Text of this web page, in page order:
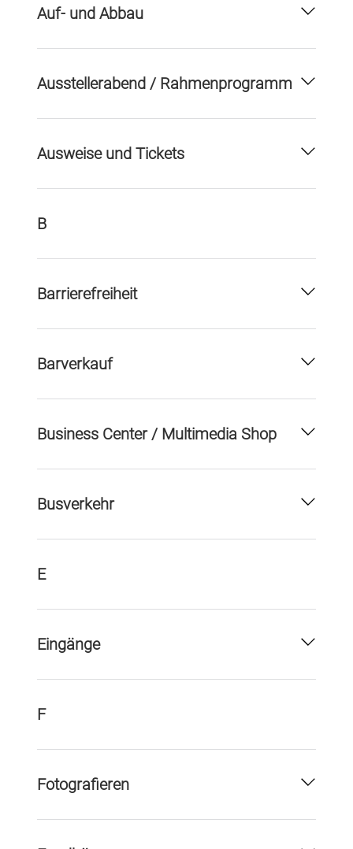
Auf- und Abbau
Ausstellerabend / Rahmenprogramm
Ausweise und Tickets
B
Barrierefreiheit
Barverkauf
Business Center / Multimedia Shop
Busverkehr
E
Eingänge
F
Fotografieren